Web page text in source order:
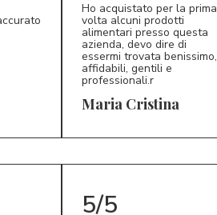
MC 5/5
Ho acquistato per la prima
volta alcuni prodotti
alimentari presso questa
azienda, devo dire di
essermi trovata benissimo,
affidabili, gentili e
professionali.r
Maria Cristina
5/5